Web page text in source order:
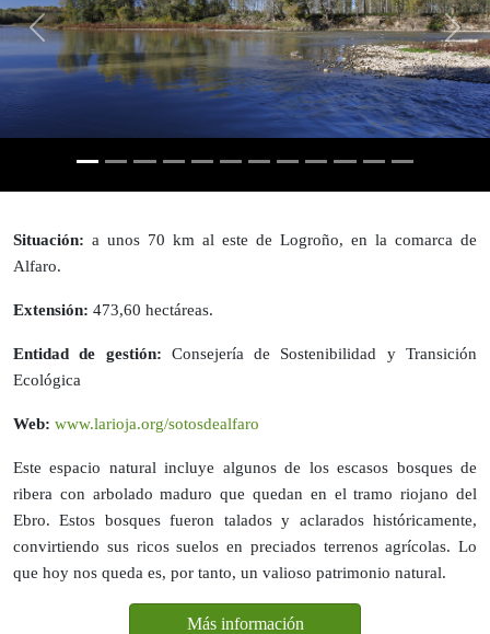
Anterior
Situación: a unos 70 km al este de Logroño, en la comarca de
Alfaro.
Extensión: 473,60 hectáreas.
Entidad de gestión: Consejería de Sostenibilidad y Transición
Ecológica
Web: www.larioja.org/sotosdealfaro
Este espacio natural incluye algunos de los escasos bosques de
ribera con arbolado maduro que quedan en el tramo riojano del
Ebro. Estos bosques fueron talados y aclarados históricamente,
convirtiendo sus ricos suelos en preciados terrenos agrícolas. Lo
que hoy nos queda es, por tanto, un valioso patrimonio natural.
Más información